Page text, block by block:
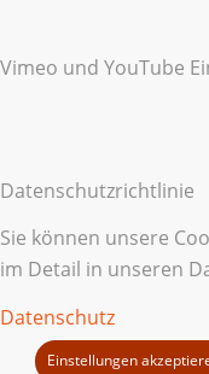
Vimeo und YouTube
Datenschutzrichtlinie
Sie können unsere
im Detail in unseren
Datenschutz
Einstellungen